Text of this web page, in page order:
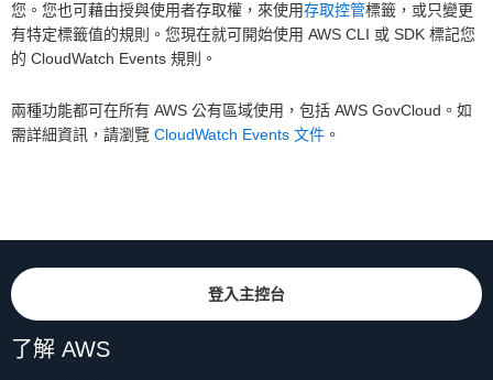
您。您也可藉由授與使用者存取權，來使用存取控管標籤，或只變更
有特定標籤值的規則。您現在就可開始使用 AWS CLI 或 SDK 標記您
的 CloudWatch Events 規則。
兩種功能都可在所有 AWS 公有區域使用，包括 AWS GovCloud。如
需詳細資訊，請瀏覽 CloudWatch Events 文件 。
登入主控台
了解 AWS